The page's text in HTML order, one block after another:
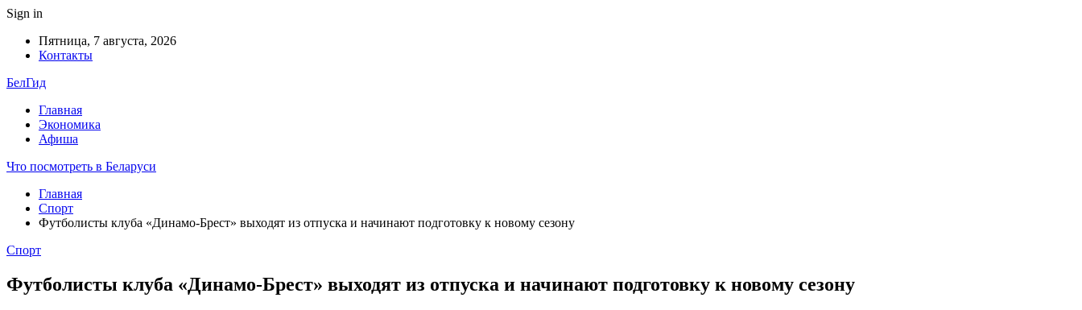
Sign in
Пятница, 7 августа, 2026
Контакты
БелГид
Главная
Экономика
Афиша
Что посмотреть в Беларуси
Главная
Спорт
Футболисты клуба «Динамо-Брест» выходят из отпуска и начинают подготовку к новому сезону
Спорт
Футболисты клуба «Динамо-Брест» выходят из отпуска и начинают подготовку к новому сезону